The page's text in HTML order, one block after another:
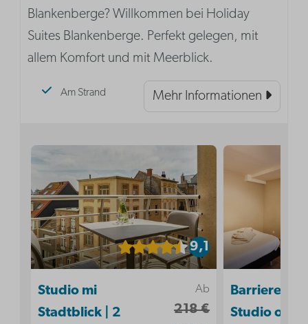
Blankenberge? Willkommen bei Holiday
Suites Blankenberge. Perfekt gelegen, mit
allem Komfort und mit Meerblick.
Am Strand Mehr Informationen
9,1
Ab
218 €
Studio mi
Stadtblick | 2
Studio ohne